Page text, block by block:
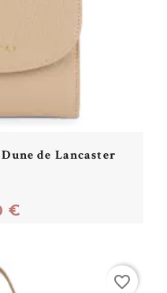
de Lancaster
€
favorite_border